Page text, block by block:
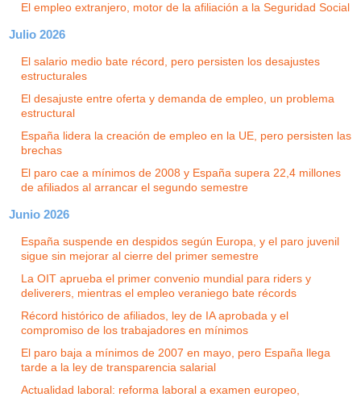
El empleo extranjero, motor de la afiliación a la Seguridad Social
Julio 2026
El salario medio bate récord, pero persisten los desajustes
estructurales
El desajuste entre oferta y demanda de empleo, un problema
estructural
España lidera la creación de empleo en la UE, pero persisten las
brechas
El paro cae a mínimos de 2008 y España supera 22,4 millones
de afiliados al arrancar el segundo semestre
Junio 2026
España suspende en despidos según Europa, y el paro juvenil
sigue sin mejorar al cierre del primer semestre
La OIT aprueba el primer convenio mundial para riders y
deliverers, mientras el empleo veraniego bate récords
Récord histórico de afiliados, ley de IA aprobada y el
compromiso de los trabajadores en mínimos
El paro baja a mínimos de 2007 en mayo, pero España llega
tarde a la ley de transparencia salarial
Actualidad laboral: reforma laboral a examen europeo,